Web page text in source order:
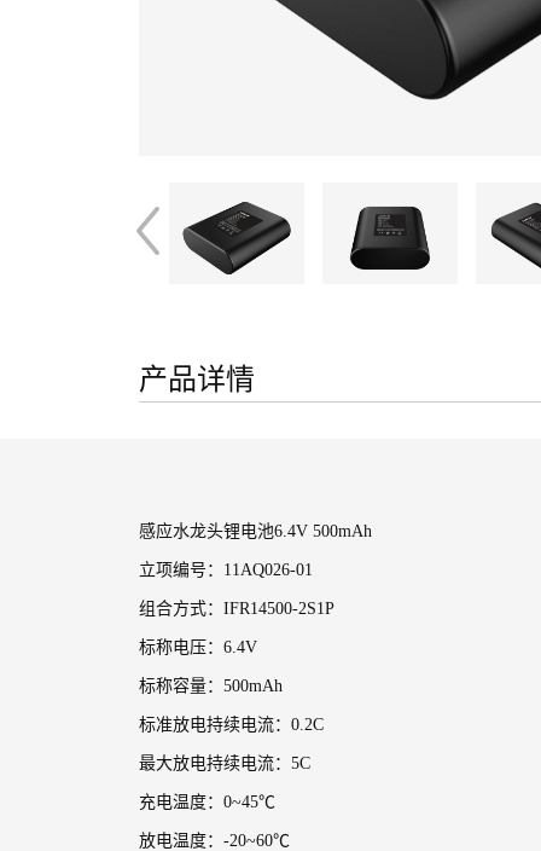
产品详情
感应水龙头锂电池6.4V 500mAh
立项编号：11AQ026-01
组合方式：IFR14500-2S1P
标称电压：6.4V
标称容量：500mAh
标准放电持续电流：0.2C
最大放电持续电流：5C
充电温度：0~45℃
放电温度：-20~60℃